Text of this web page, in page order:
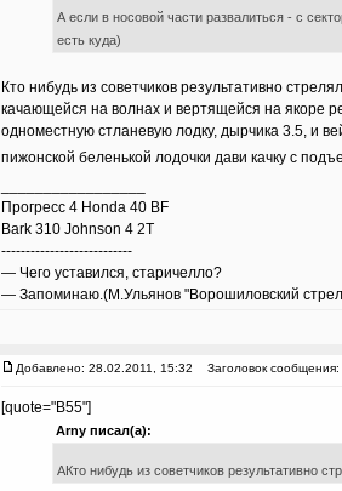
А если в носовой части развалиться - с
есть куда)
Кто нибудь из советчиков результативно
качающейся на волнах и вертящейся на якоре
одноместную стланевую лодку, дырчика 3.5, и
пижонской беленькой лодочки дави качку с
Прогресс 4 Honda 40 BF
Bark 310 Johnson 4 2T
---------------------------
— Чего уставился, старичелло?
— Запоминаю.(М.Ульянов "Ворошиловский
Добавлено: 28.02.2011, 15:32 Заголовок сообщения:
[quote="B55"]
Arny писал(а):
АКто нибудь из советчиков результативно